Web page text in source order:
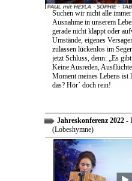
Suchen wir nicht alle
Ausnahme in unserem
gerade nicht klappt oder
Umstände, eigenes
zulassen lückenlos im
jetzt Schluss, denn: „Es
Keine Ausreden,
Moment meines Lebens ist
das? Hör´ doch rein!
Jahreskonferenz 2022-
(Lobeshymne)